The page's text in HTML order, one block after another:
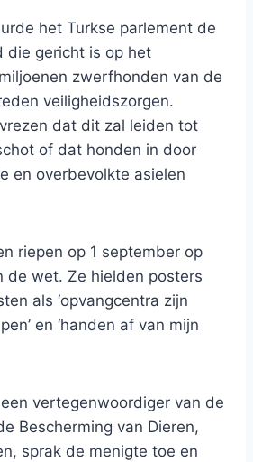
het Turkse parlement de
die gericht is op het
zwerfhonden van de
veiligheidszorgen.
dat dit zal leiden tot
of dat honden in door
en overbevolkte asielen
riepen op 1 september op
de wet. Ze hielden posters
als ‘opvangcentra zijn
en ‘handen af ​​van mijn
een vertegenwoordiger van de
Bescherming van Dieren,
sprak de menigte toe en